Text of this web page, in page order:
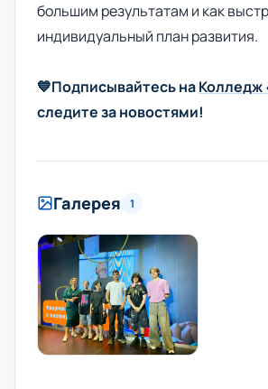
большим результатам и как
индивидуальный план развития.
💙Подписывайтесь наКолледж
следите за новостями!
Галерея 1